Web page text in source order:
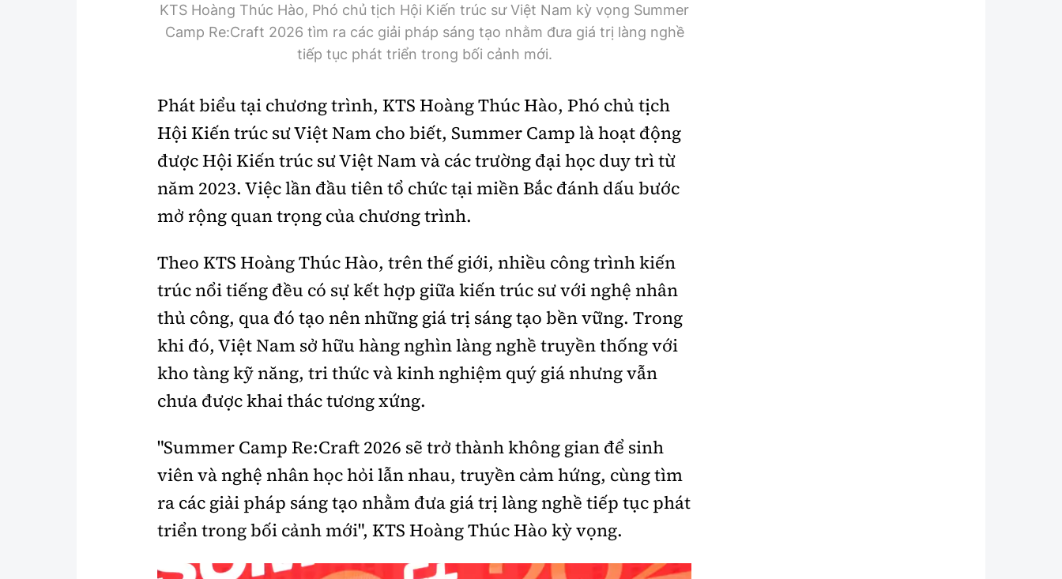
KTS Hoàng Thúc Hào, Phó chủ tịch Hội Kiến trúc sư Việt Nam kỳ vọng Summer
Camp Re:Craft 2026 tìm ra các giải pháp sáng tạo nhằm đưa giá trị làng nghề
tiếp tục phát triển trong bối cảnh mới.
Phát biểu tại chương trình, KTS Hoàng Thúc Hào, Phó chủ tịch
Hội Kiến trúc sư Việt Nam cho biết, Summer Camp là hoạt động
được Hội Kiến trúc sư Việt Nam và các trường đại học duy trì từ
năm 2023. Việc lần đầu tiên tổ chức tại miền Bắc đánh dấu bước
mở rộng quan trọng của chương trình.
Theo KTS Hoàng Thúc Hào, trên thế giới, nhiều công trình kiến
trúc nổi tiếng đều có sự kết hợp giữa kiến trúc sư với nghệ nhân
thủ công, qua đó tạo nên những giá trị sáng tạo bền vững. Trong
khi đó, Việt Nam sở hữu hàng nghìn làng nghề truyền thống với
kho tàng kỹ năng, tri thức và kinh nghiệm quý giá nhưng vẫn
chưa được khai thác tương xứng.
"Summer Camp Re:Craft 2026 sẽ trở thành không gian để sinh
viên và nghệ nhân học hỏi lẫn nhau, truyền cảm hứng, cùng tìm
ra các giải pháp sáng tạo nhằm đưa giá trị làng nghề tiếp tục phát
triển trong bối cảnh mới", KTS Hoàng Thúc Hào kỳ vọng.